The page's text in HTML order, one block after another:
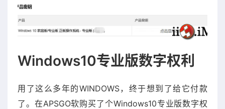
Windows10专业版数字权利
用了这么多年的WINDOWS，终于想到了给它付款
了。在APSGO软购买了个Windows10专业版数字权